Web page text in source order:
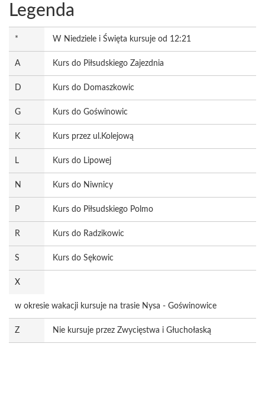
Legenda
* W Niedziele i Święta kursuje od 12:21
A Kurs do Piłsudskiego Zajezdnia
D Kurs do Domaszkowic
G Kurs do Goświnowic
K Kurs przez ul.Kolejową
L Kurs do Lipowej
N Kurs do Niwnicy
P Kurs do Piłsudskiego Polmo
R Kurs do Radzikowic
S Kurs do Sękowic
X
w okresie wakacji kursuje na trasie Nysa - Goświnowice
Z Nie kursuje przez Zwycięstwa i Głuchołaską